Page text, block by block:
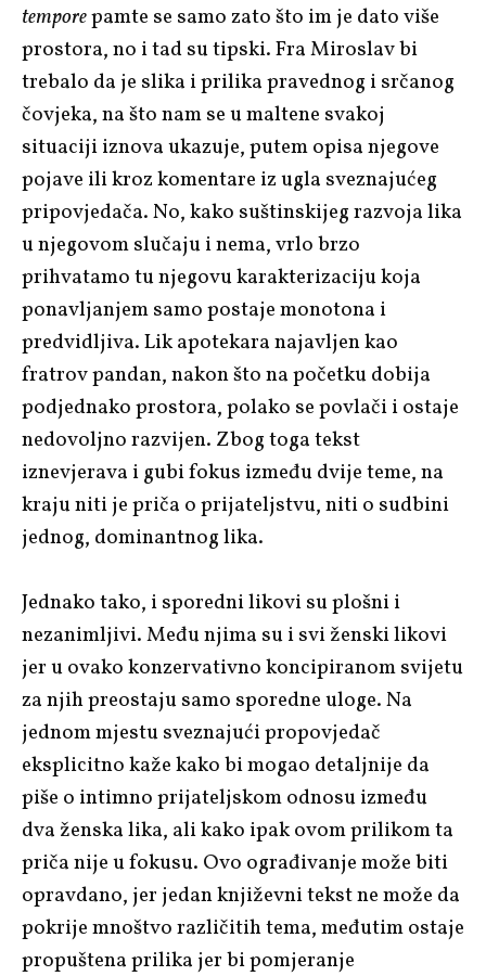
temporepamte se samo zato što im je dato više
prostora, no i tad su tipski. Fra Miroslav bi
trebalo da je slika i prilika pravednog i srčanog
čovjeka, na što nam se u maltene svakoj
situaciji iznova ukazuje, putem opisa njegove
pojave ili kroz komentare iz ugla sveznajućeg
pripovjedača. No, kako suštinskijeg razvoja lika
u njegovom slučaju i nema, vrlo brzo
prihvatamo tu njegovu karakterizaciju koja
ponavljanjem samo postaje monotona i
predvidljiva. Lik apotekara najavljen kao
fratrov pandan, nakon što na početku dobija
podjednako prostora, polako se povlači i ostaje
nedovoljno razvijen. Zbog toga tekst
iznevjerava i gubi fokus između dvije teme, na
kraju niti je priča o prijateljstvu, niti o sudbini
jednog, dominantnog lika.
Jednako tako, i sporedni likovi su plošni i
nezanimljivi. Među njima su i svi ženski likovi
jer u ovako konzervativno koncipiranom svijetu
za njih preostaju samo sporedne uloge. Na
jednom mjestu sveznajući propovjedač
eksplicitno kaže kako bi mogao detaljnije da
piše o intimno prijateljskom odnosu između
dva ženska lika, ali kako ipak ovom prilikom ta
priča nije u fokusu. Ovo ograđivanje može biti
opravdano, jer jedan književni tekst ne može da
pokrije mnoštvo različitih tema, međutim ostaje
propuštena prilika jer bi pomjeranje